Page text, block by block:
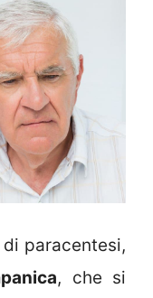
di paracentesi,
, che si